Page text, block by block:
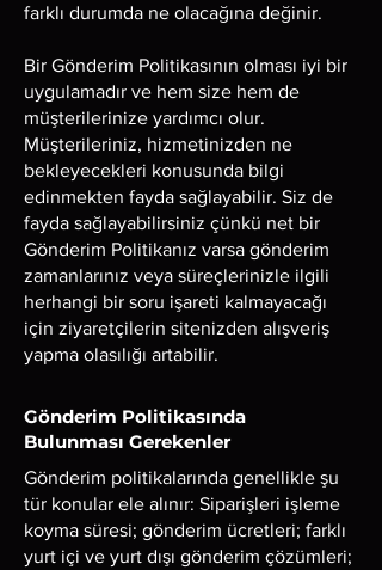
farklı durumda ne olacağına değinir.
Bir Gönderim Politikasının olması iyi bir
uygulamadır ve hem size hem de
müşterilerinize yardımcı olur.
Müşterileriniz, hizmetinizden ne
bekleyecekleri konusunda bilgi
edinmekten fayda sağlayabilir. Siz de
fayda sağlayabilirsiniz çünkü net bir
Gönderim Politikanız varsa gönderim
zamanlarınız veya süreçlerinizle ilgili
herhangi bir soru işareti kalmayacağı
için ziyaretçilerin sitenizden alışveriş
yapma olasılığı artabilir.
Gönderim Politikasında
Bulunması Gerekenler
Gönderim politikalarında genellikle şu
tür konular ele alınır: Siparişleri işleme
koyma süresi; gönderim ücretleri; farklı
yurt içi ve yurt dışı gönderim çözümleri;